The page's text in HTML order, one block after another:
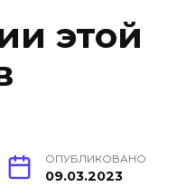
этой
ОПУБЛИКОВАНО
09.03.2023